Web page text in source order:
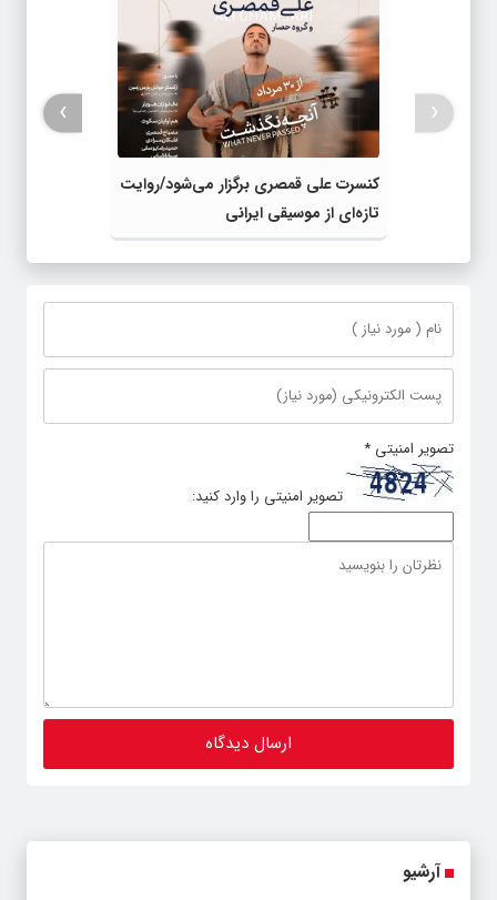
کنسرت علی قمصری برگزار می‌شود/روایت
تازه‌ای از موسیقی ایرانی
‹
›
تصویر امنیتی *
تصویر امنیتی را وارد کنید:
آرشیو